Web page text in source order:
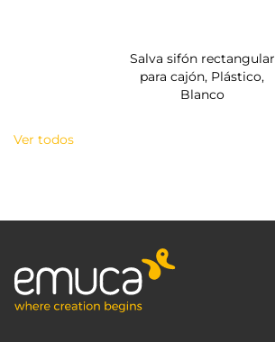
Salva sifón rectangular
para cajón, Plástico,
Blanco
Ver todos